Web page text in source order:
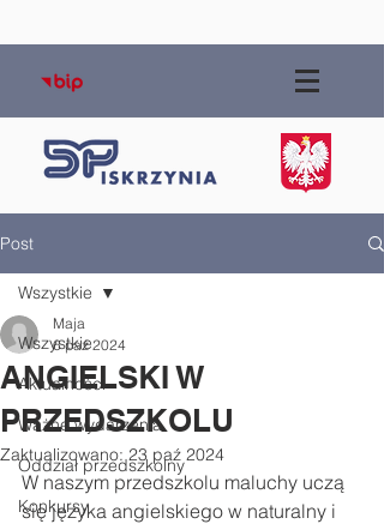
Post
Wszystkie
Aktualności
Ważne wydarzenia
Oddział przedszkolny
Konkursy
Wszystkie
ANGIELSKI W
PRZEDSZKOLU
Maja
6 paź 2024
Zaktualizowano:23 paź 2024
W naszym przedszkolu maluchy uczą
się języka angielskiego w naturalny i